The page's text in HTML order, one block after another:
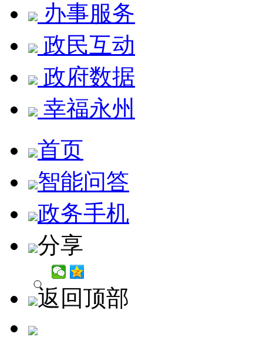
办事服务
政民互动
政府数据
幸福永州
首页
智能问答
政务手机
分享
返回顶部